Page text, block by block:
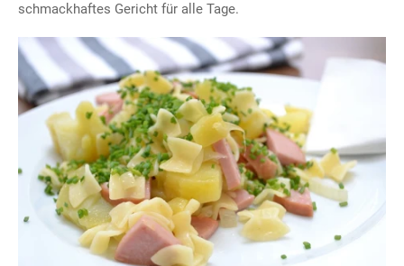
schmackhaftes Gericht für alle Tage.